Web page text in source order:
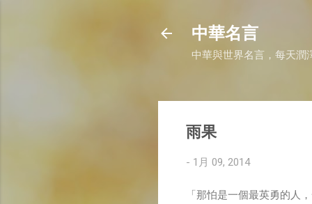
中華名言
中華與世界名言，每天潤
雨果
- 1月 09, 2014
「那怕是一個最英勇的人